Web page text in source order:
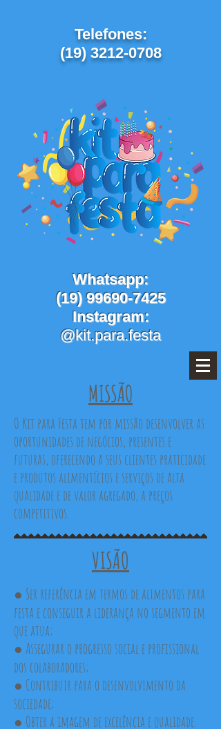
Telefones:
(19) 3212-0708
Whatsapp:
(19) 99690-7425
Instagram:
@kit.para.festa
MISSÃO
O Kit para Festa tem por missão desenvolver as
oportunidades de negócios, presentes e
futuras, oferecendo a seus clientes praticidade
e produtos alimentícios e serviços de alta
qualidade e de valor agregado, a preços
competitivos.
VISÃO
● Ser referência em termos de alimentos para
festa e conseguir a liderança no segmento em
que atua;
● Assegurar o progresso social e profissional
dos colaboradores;
● Contribuir para o desenvolvimento da
sociedade;
● Obter a imagem de excelência e qualidade.